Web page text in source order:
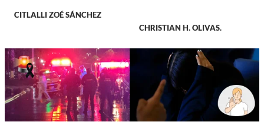
CITLALLI ZOÉ SÁNCHEZ
CHRISTIAN H. OLIVAS.